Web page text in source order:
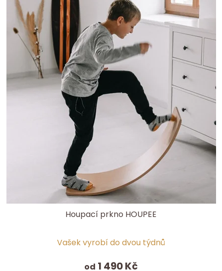
Houpací prkno HOUPEE
hodnocení
produktu
Vašek vyrobí do dvou týdnů
od 1 490 Kč